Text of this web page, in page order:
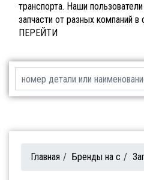
транспорта. Наши
запчасти от разных компаний
ПЕРЕЙТИ
Главная / Бренды на c /